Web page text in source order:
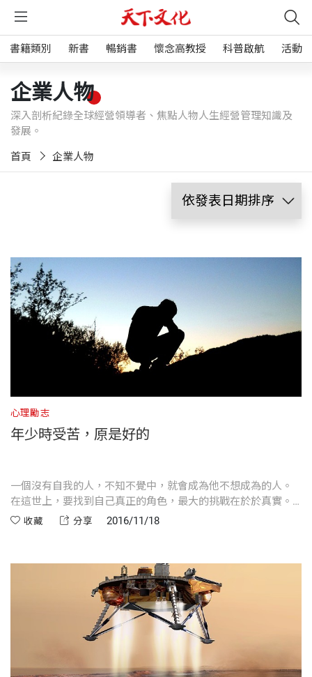
書籍類別 新書 暢銷書 懷念高教授 科普啟航 活動
企業人物
深入剖析紀錄全球經營領導者、焦點人物人生經營管理知識及
發展。
首頁 企業人物
心理勵志
年少時受苦，原是好的
一個沒有自我的人，不知不覺中，就會成為他不想成為的人。
在這世上，要找到自己真正的角色，最大的挑戰在於於真實。
對自己真實，對朋友真實，和對生命本身真實。
收藏 分享 2016/11/18